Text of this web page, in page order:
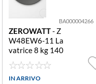
BA000004266
ZEROWATT- Z
W48EW6-11 La
vatrice 8 kg 140
0 rpm ZW48EW
6-11 LAV 8KG 1
400G INVER
IN ARRIVO